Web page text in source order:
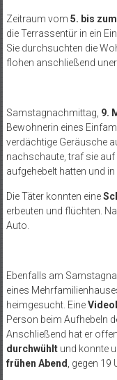
Zeitraum vom 5. bis
die Terrassentür in ein
Sie durchsuchten die
flohen anschließend
Samstagnachmittag, 9.
Bewohnerin eines
verdächtige Geräusche
nachschaute, traf sie auf
aufgehebelt hatten und
Die Täter konnten eine
erbeuten und flüchten.
Auto.
Ebenfalls am
eines
heimgesucht. Eine
Person beim Aufhebeln
Anschließend hat er
durchwühltund konnte
frühen Abend
, gegen 19